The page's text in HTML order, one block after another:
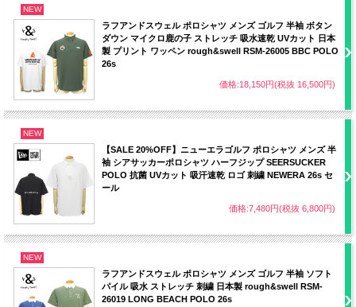
NEW
ラフアンドスウェル ポロシャツ メンズ ゴルフ 半袖 ボタン
ダウン マイクロ鹿の子 ストレッチ 吸水速乾 UVカット 日本
製 プリント ワッペン rough&swell RSM-26005 BBC POLO
26s
価格:18,150円(税抜 16,500円)
NEW
【SALE 20%OFF】ニューエラゴルフ ポロシャツ メンズ 半
袖 シアサッカーポロシャツ ハーフジップ SEERSUCKER
POLO 抗菌 UVカット 吸汗速乾 ロゴ 刺繍 NEWERA 26s セ
ール
価格:7,480円(税抜 6,800円)
NEW
ラフアンドスウェル ポロシャツ メンズ ゴルフ 半袖 ソフト
パイル 吸水 ストレッチ 刺繍 日本製 rough&swell RSM-
26019 LONG BEACH POLO 26s